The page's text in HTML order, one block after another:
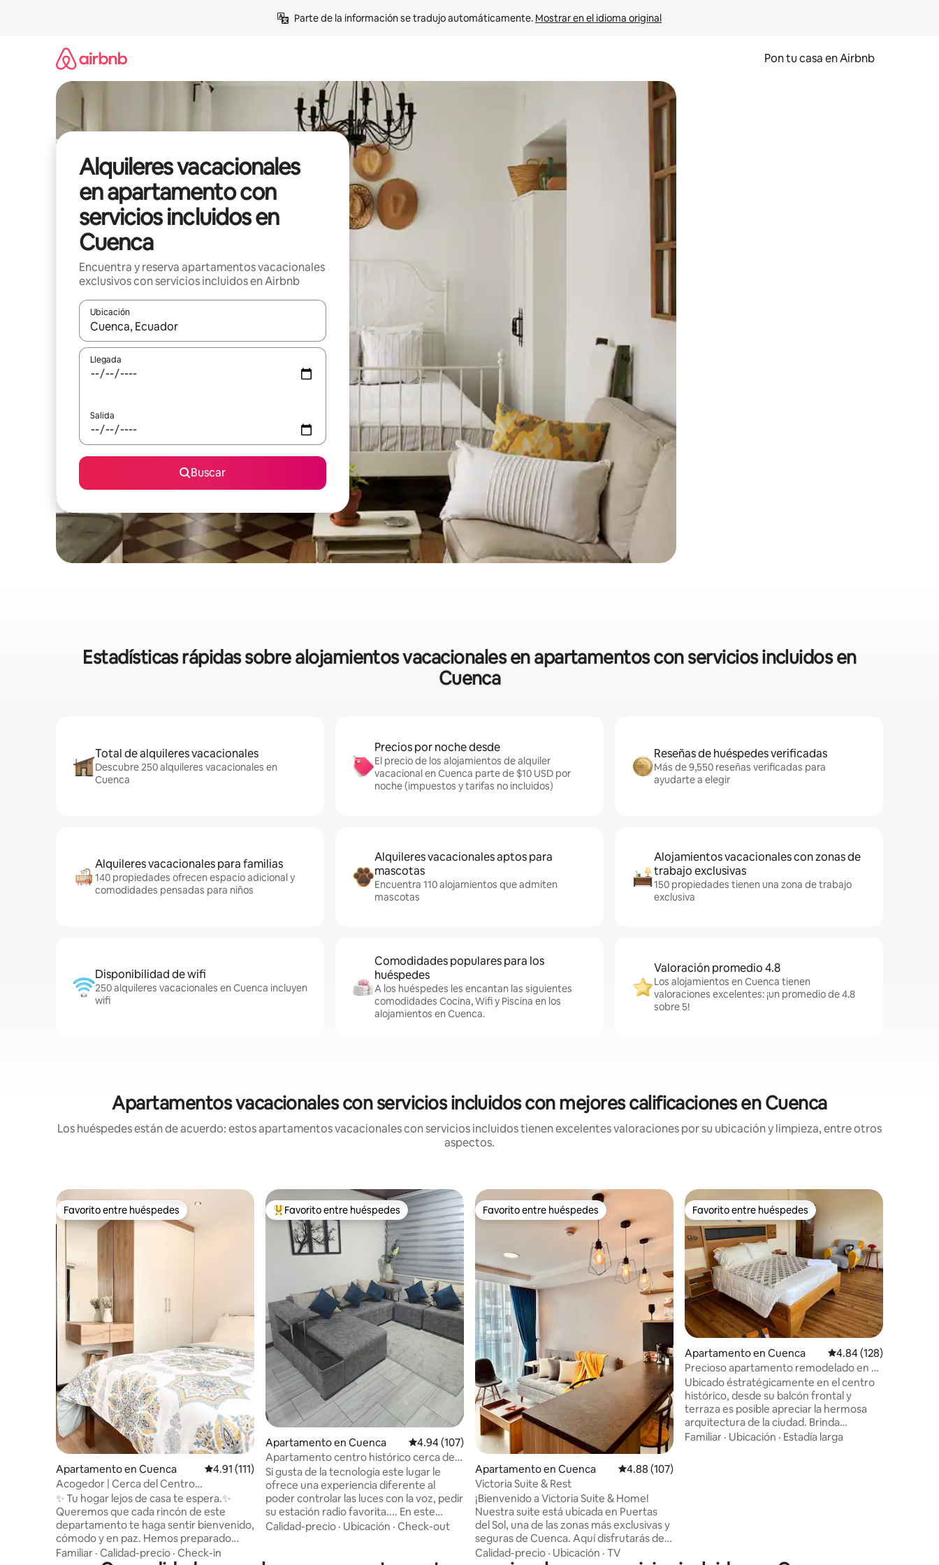
Parte de la información se tradujo automáticamente. Mostrar en el idioma original
Pon tu casa en Airbnb
Alquileres vacacionales
en apartamento con
servicios incluidos en
Cuenca
Encuentra y reserva apartamentos vacacionales
exclusivos con servicios incluidos en Airbnb
Ubicación
Cuando los resultados estén disponibles, navega con las teclas de flecha hacia arriba y hacia abajo o explora con el tacto o desliza el dedo.
Llegada
Salida
Buscar
Estadísticas rápidas sobre alojamientos vacacionales en apartamentos con servicios incluidos en
Cuenca
Total de alquileres vacacionales
Descubre 250 alquileres vacacionales en
Cuenca
Precios por noche desde
El precio de los alojamientos de alquiler
vacacional en Cuenca parte de $10 USD por
noche (impuestos y tarifas no incluidos)
Reseñas de huéspedes verificadas
Más de 9,550 reseñas verificadas para
ayudarte a elegir
Alquileres vacacionales para familias
140 propiedades ofrecen espacio adicional y
comodidades pensadas para niños
Alquileres vacacionales aptos para
mascotas
Encuentra 110 alojamientos que admiten
mascotas
Alojamientos vacacionales con zonas de
trabajo exclusivas
150 propiedades tienen una zona de trabajo
exclusiva
Disponibilidad de wifi
250 alquileres vacacionales en Cuenca incluyen
wifi
Comodidades populares para los
huéspedes
A los huéspedes les encantan las siguientes
comodidades Cocina, Wifi y Piscina en los
alojamientos en Cuenca.
Valoración promedio 4.8
Los alojamientos en Cuenca tienen
valoraciones excelentes: ¡un promedio de 4.8
sobre 5!
Apartamentos vacacionales con servicios incluidos con mejores calificaciones en Cuenca
Los huéspedes están de acuerdo: estos apartamentos vacacionales con servicios incluidos tienen excelentes valoraciones por su ubicación y limpieza, entre otros
aspectos.
Favorito entre huéspedes
Favorito entre huéspedes
Apartamento en Cuenca Calificación promedio: 4.91 de 5, 111 reseñas
4.91 (111)
Acogedor | Cerca del Centro
Histórico+Parqueo grat
✨ Tu hogar lejos de casa te espera.✨
Queremos que cada rincón de este
departamento te haga sentir bienvenido,
cómodo y en paz. Hemos preparado
este espacio con cariño para que
Familiar · Calidad-precio · Check-in
Favorito entre huéspedes preferido
Favorito entre huéspedes
Apartamento en Cuenca Calificación promedio: 4.94 de 5, 107 reseñas
4.94 (107)
Apartamento centro histórico cerca de
la catedral
Si gusta de la tecnología este lugar le
ofrece una experiencia diferente al
poder controlar las luces con la voz, pedir
su estación radio favorita.... En este
espacio en pleno centro histórico cerca
Calidad-precio · Ubicación · Check-out
Favorito entre huéspedes
Favorito entre huéspedes
Apartamento en Cuenca Calificación promedio: 4.88 de 5, 107 reseñas
4.88 (107)
Victoria Suite & Rest
¡Bienvenido a Victoria Suite & Home!
Nuestra suite está ubicada en Puertas
del Sol, una de las zonas más exclusivas y
seguras de Cuenca. Aquí disfrutarás de
la comodidad y tranquilidad de una
Calidad-precio · Ubicación · TV
Favorito entre huéspedes
Favorito entre huéspedes
Apartamento en Cuenca Calificación promedio:
4.84 (128)
Precioso apartamento remodelado en el
corazón de Cuenca EC
Ubicado éstratégicamente en el centro
histórico, desde su balcón frontal y
terraza es posible apreciar la hermosa
arquitectura de la ciudad. Brinda
privacidad, SEGURIDAD e independencia
Familiar · Ubicación · Estadía larga